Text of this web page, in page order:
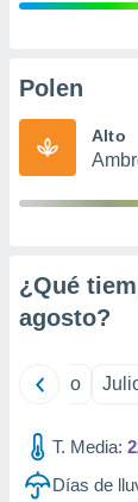
publicidad
de
Polen
Alto
¿Qué
agosto?
Junio
T. Media:
Días de